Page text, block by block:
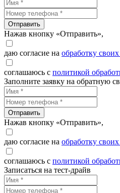
Отправить
Нажав кнопку «Отправить»,
даю согласие на обработку
соглашаюсь с политикой
Заполните заявку на обратную
Отправить
Нажав кнопку «Отправить»,
даю согласие на обработку
соглашаюсь с политикой
Записаться на тест-драйв